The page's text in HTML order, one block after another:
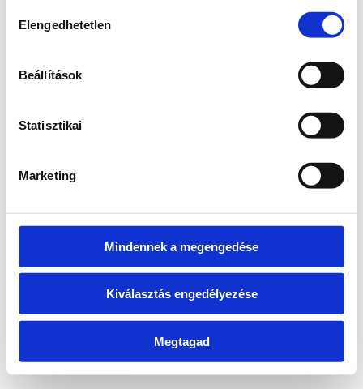
kiválasztása
Elengedhetetlen
Beállítások
Statisztikai
Marketing
Mindennek a megengedése
Kiválasztás engedélyezése
Megtagad
loadingwww.bicapp.hu
(see the browser console for more